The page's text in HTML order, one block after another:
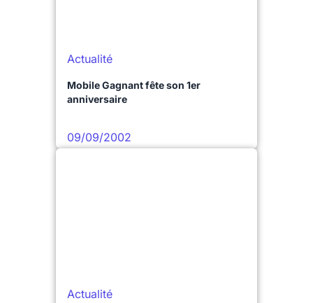
Actualité
Mobile Gagnant fête son 1er
anniversaire
09/09/2002
Actualité